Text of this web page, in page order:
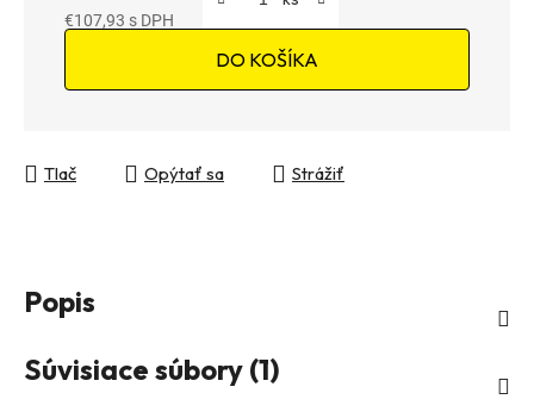
€107,93
DO KOŠÍKA
Tlač Opýtať sa Strážiť
Popis
Súvisiace súbory (1)